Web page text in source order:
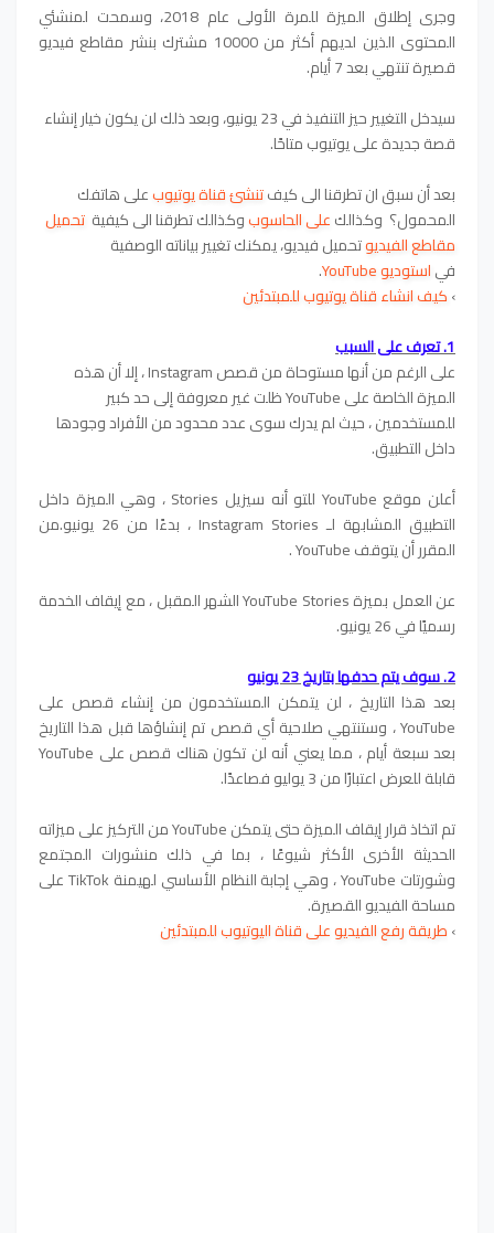
وجرى إطلاق الميزة للمرة الأولى عام 2018، وسمحت لمنشئي
المحتوى الذين لديهم أكثر من 10000 مشترك بنشر مقاطع فيديو
قصيرة تنتهي بعد 7 أيام.
سيدخل التغيير حيز التنفيذ في 23 يونيو، وبعد ذلك لن يكون خيار إنشاء
قصة جديدة على يوتيوب متاحًا.
بعد أن سبق ان تطرقنا الى كيفتنشئ قناة يوتيوبعلى هاتفك
المحمول؟ وكذالكعلى الحاسوبوكذالك تطرقنا الى كيفية تحميل
مقاطع الفيديوتحميل فيديو، يمكنك تغيير بياناته الوصفية
فياستوديو YouTube
.
›كيف انشاء قناة يوتيوب للمبتدئين
1. تعرف على السبب
على الرغم من أنها مستوحاة من قصص Instagram ، إلا أن هذه
الميزة الخاصة على YouTube ظلت غير معروفة إلى حد كبير
للمستخدمين ، حيث لم يدرك سوى عدد محدود من الأفراد وجودها
داخل التطبيق.
أعلن موقع YouTube للتو أنه سيزيل Stories ، وهي الميزة داخل
التطبيق المشابهة لـ Instagram Stories ، بدءًا من 26 يونيو.من
المقرر أن يتوقف YouTube .
عن العمل بميزة YouTube Stories الشهر المقبل ، مع إيقاف الخدمة
رسميًا في 26 يونيو.
2. سوف يتم حدفها بتاريخ 23 يونيو
بعد هذا التاريخ ، لن يتمكن المستخدمون من إنشاء قصص على
YouTube ، وستنتهي صلاحية أي قصص تم إنشاؤها قبل هذا التاريخ
بعد سبعة أيام ، مما يعني أنه لن تكون هناك قصص على YouTube
قابلة للعرض اعتبارًا من 3 يوليو فصاعدًا.
تم اتخاذ قرار إيقاف الميزة حتى يتمكن YouTube من التركيز على ميزاته
الحديثة الأخرى الأكثر شيوعًا ، بما في ذلك منشورات المجتمع
وشورتات YouTube ، وهي إجابة النظام الأساسي لهيمنة TikTok على
مساحة الفيديو القصيرة.
›طريقة رفع الفيديو على قناة اليوتيوب للمبتدئين